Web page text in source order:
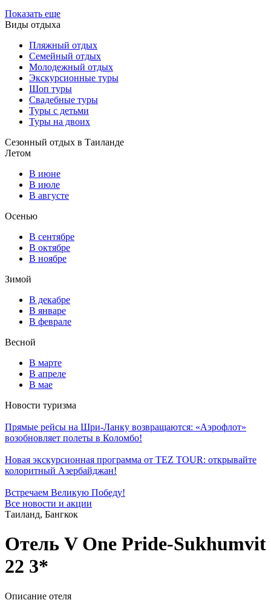
Показать еще
Виды отдыха
Пляжный отдых
Семейный отдых
Молодежный отдых
Экскурсионные туры
Шоп туры
Свадебные туры
Туры с детьми
Туры на двоих
Сезонный отдых в Таиланде
Летом
В июне
В июле
В августе
Осенью
В сентябре
В октябре
В ноябре
Зимой
В декабре
В январе
В феврале
Весной
В марте
В апреле
В мае
Новости туризма
Прямые рейсы на Шри-Ланку возвращаются: «Аэрофлот»
возобновляет полеты в Коломбо!
Новая экскурсионная программа от TEZ TOUR: открывайте
колоритный Азербайджан!
Встречаем Великую Победу!
Все новости и акции
Таиланд, Бангкок
Отель V One Pride-Sukhumvit
22 3*
Описание отеля